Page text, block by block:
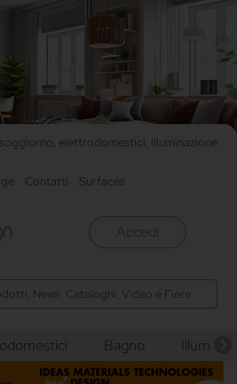
elettrodomestici, illuminazione
Contatti Surfaces
Accedi
Bagno